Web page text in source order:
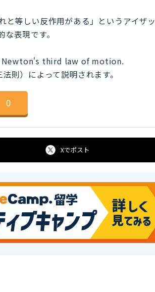
と等しい反作用がある」というアイザッ
表現です。
third law of motion.
則）によって説明されます。
0
Xでポスト